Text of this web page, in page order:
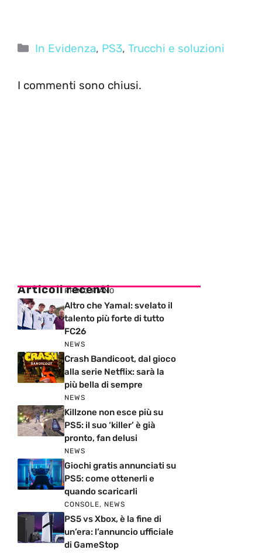
Categorie
In Evidenza, PS3,Trucchi e soluzioni
I commenti sono chiusi.
Articoli recenti
PRIMO PIANO
Altro che Yamal: svelato il
talento più forte di tutto
FC26
NEWS
Crash Bandicoot, dal gioco
alla serie Netflix: sarà la
più bella di sempre
NEWS
Killzone non esce più su
PS5: il suo ‘killer’ è già
pronto, fan delusi
NEWS
Giochi gratis annunciati su
PS5: come ottenerli e
quando scaricarli
CONSOLE, NEWS
PS5 vs Xbox, è la fine di
un’era: l’annuncio ufficiale
di GameStop